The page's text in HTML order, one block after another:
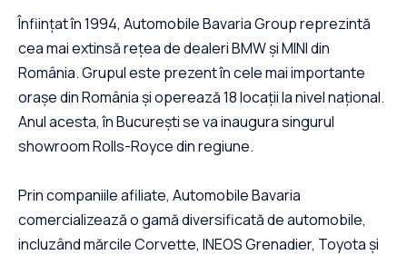
Înființat în 1994, Automobile Bavaria Groupreprezintă
cea mai extinsă rețea de dealeri BMW și MINI din
România. Grupul este prezent în cele mai importante
orașe din România și operează 18 locații la nivel național.
Anul acesta, în București se va inaugura singurul
showroom Rolls-Royce din regiune.
Prin companiile afiliate, Automobile Bavaria
comercializează o gamă diversificată de automobile,
incluzând mărcile Corvette, INEOS Grenadier, Toyota și